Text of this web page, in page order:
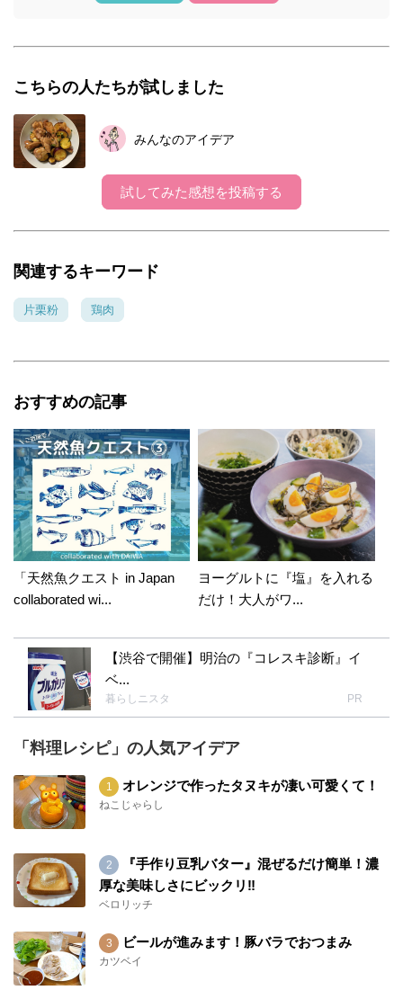
こちらの人たちが試しました
みんなのアイデア
試してみた感想を投稿する
関連するキーワード
片栗粉 鶏肉
おすすめの記事
「天然魚クエスト in Japan
collaborated wi...
ヨーグルトに『塩』を入れる
だけ！大人がワ...
【渋谷で開催】明治の『コレスキ診断』イ
ベ...
暮らしニスタ PR
「料理レシピ」の人気アイデア
オレンジで作ったタヌキが凄い可愛くて！
ねこじゃらし
『手作り豆乳バター』混ぜるだけ簡単！濃
厚な美味しさにビックリ‼︎
ベロリッチ
ビールが進みます！豚バラでおつまみ
カツベイ